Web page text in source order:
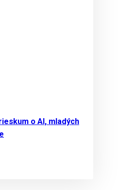
o AI, mladých